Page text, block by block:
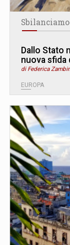
Dallo Stato
nuova sfida
di Federica
EUROPA